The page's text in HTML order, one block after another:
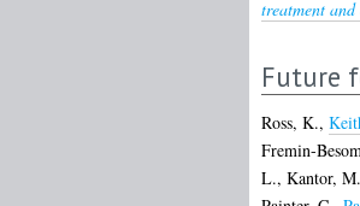
treatment
Future
Ross, K.,
Fremin-
L., Kantor, M.